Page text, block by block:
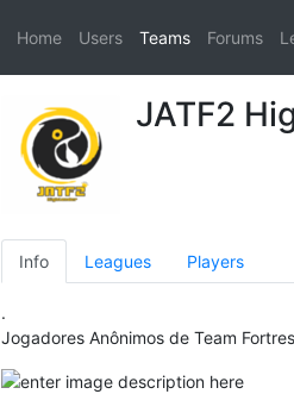
Home Users Teams Forums
JATF2
Info Leagues Players
.
Jogadores Anônimos de Team